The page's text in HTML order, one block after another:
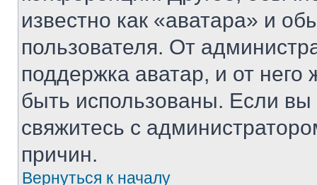
известно как «аватара» и
пользователя. От
поддержка аватар, и от него
быть использованы. Если
свяжитесь с
причин.
Вернуться к началу